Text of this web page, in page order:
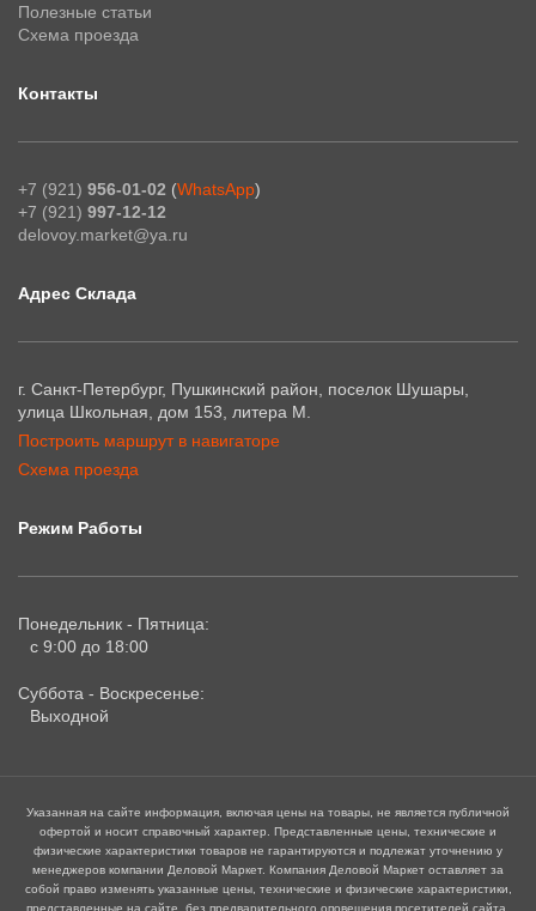
Полезные статьи
Схема проезда
Контакты
+7 (921) 956-01-02 (WhatsApp)
+7 (921) 997-12-12
delovoy.market@ya.ru
Адрес Склада
г. Санкт-Петербург, Пушкинский район, поселок Шушары,
улица Школьная, дом 153, литера М.
Построить маршрут в навигаторе
Схема проезда
Режим Работы
Понедельник - Пятница:
с 9:00 до 18:00
Суббота - Воскресенье:
Выходной
Указанная на сайте информация, включая цены на товары, не является публичной
офертой и носит справочный характер. Представленные цены, технические и
физические характеристики товаров не гарантируются и подлежат уточнению у
менеджеров компании Деловой Маркет. Компания Деловой Маркет оставляет за
собой право изменять указанные цены, технические и физические характеристики,
представленные на сайте, без предварительного оповещения посетителей сайта.